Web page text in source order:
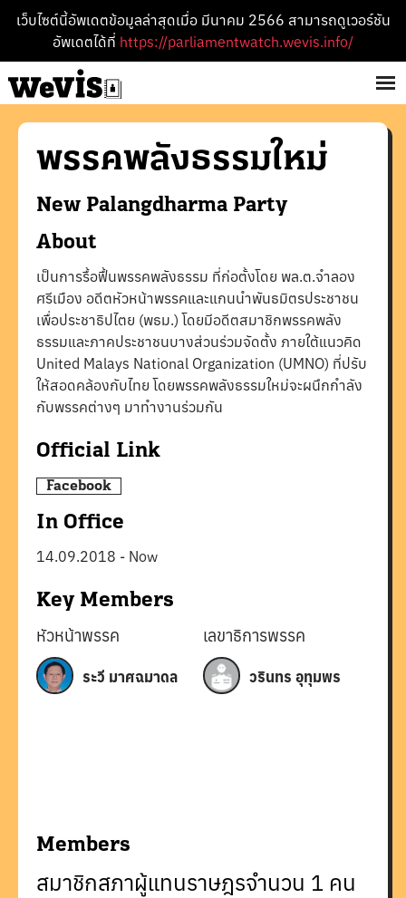
เว็บไซต์นี้อัพเดตข้อมูลล่าสุดเมื่อ มีนาคม 2566 สามารถดูเวอร์ชัน
อัพเดตได้ที่ https://parliamentwatch.wevis.info/
พรรคพลังธรรมใหม่
New Palangdharma Party
About
เป็นการรื้อฟื้นพรรคพลังธรรม ที่ก่อตั้งโดย พล.ต.จำลอง
ศรีเมือง อดีตหัวหน้าพรรคและแกนนำพันธมิตรประชาชน
เพื่อประชาธิปไตย (พธม.) โดยมีอดีตสมาชิกพรรคพลัง
ธรรมและภาคประชาชนบางส่วนร่วมจัดตั้ง ภายใต้แนวคิด
United Malays National Organization (UMNO) ที่ปรับ
ให้สอดคล้องกับไทย โดยพรรคพลังธรรมใหม่จะผนึกกำลัง
กับพรรคต่างๆ มาทำงานร่วมกัน
Official Link
Facebook
In Office
14.09.2018 - Now
Key Members
หัวหน้าพรรค
ระวี มาศฉมาดล
เลขาธิการพรรค
วรินทร อุทุมพร
Members
สมาชิกสภาผู้แทนราษฎรจำนวน 1 คน